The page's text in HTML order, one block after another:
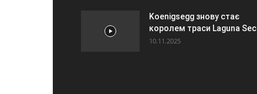
Koenigsegg знову стає
королем траси Laguna Sec
10.11.2025